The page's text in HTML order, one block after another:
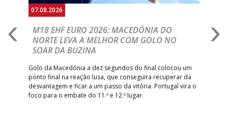
07.08.2026
M18 EHF EURO 2026: MACEDÓNIA DO
NORTE LEVA A MELHOR COM GOLO NO
SOAR DA BUZINA
Golo da Macedónia a dez segundos do final colocou um
ponto final na reação lusa, que conseguira recuperar da
desvantagem e ficar a um passo da vitória. Portugal vira o
foco para o embate do 11.º e 12.º lugar.